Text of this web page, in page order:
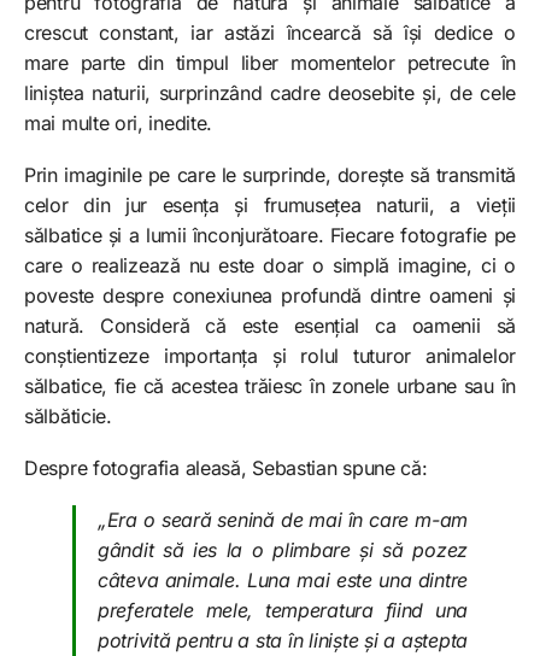
crescut constant, iar astăzi încearcă să își dedice o
mare parte din timpul liber momentelor petrecute în
liniștea naturii, surprinzând cadre deosebite și, de cele
mai multe ori, inedite.
Prin imaginile pe care le surprinde, dorește să transmită
celor din jur esența și frumusețea naturii, a vieții
sălbatice și a lumii înconjurătoare. Fiecare fotografie pe
care o realizează nu este doar o simplă imagine, ci o
poveste despre conexiunea profundă dintre oameni și
natură. Consideră că este esențial ca oamenii să
conștientizeze importanța și rolul tuturor animalelor
sălbatice, fie că acestea trăiesc în zonele urbane sau în
sălbăticie.
Despre fotografia aleasă, Sebastian spune că:
„Era o seară senină de mai în care m-am
gândit să ies la o plimbare și să pozez
câteva animale. Luna mai este una dintre
preferatele mele, temperatura fiind una
potrivită pentru a sta în liniște și a aștepta